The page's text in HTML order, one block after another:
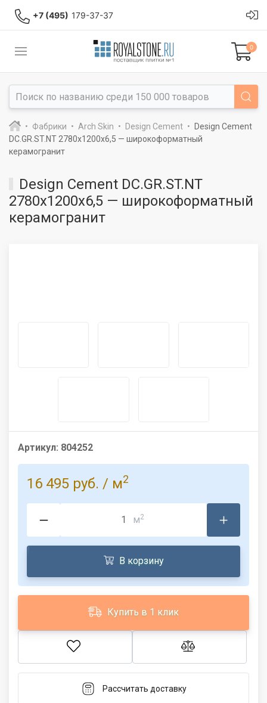
+7 (495) 179-37-37
0
Фабрики Arch Skin Design Cement
Design Cement
DC.GR.ST.NT 2780x1200x6,5 — широкоформатный
керамогранит
Design Cement DC.GR.ST.NT
2780x1200x6,5 — широкоформатный
керамогранит
Артикул: 804252
16 495 руб. / м2
м2
В корзину
Купить в 1 клик
Рассчитать доставку